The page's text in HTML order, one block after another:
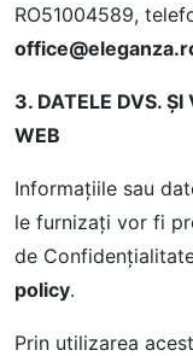
RO51004589,
3. DATELE DVS. ŞI
WEB
Informaţiile sau
le furnizaţi vor fi
de
policy.
Prin utilizarea